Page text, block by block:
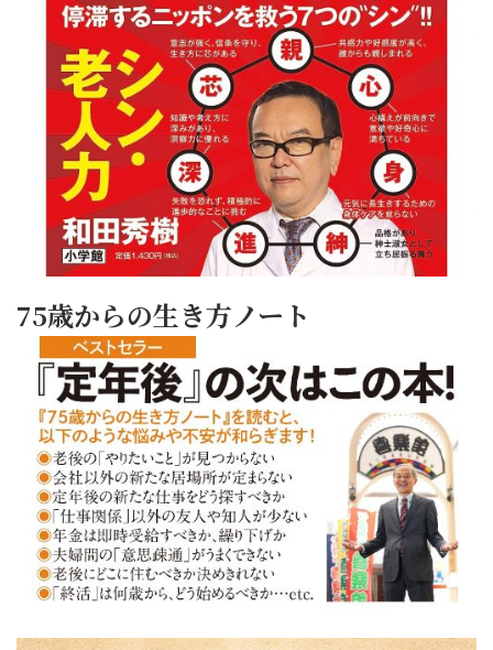
75歳からの生き方ノート